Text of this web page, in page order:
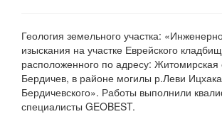
Геология земельного участка:
изыскания на участке Еврейского
расположенного по адресу: Житомирская
Бердичев, в районе могилы р.Леви Ицхака
Бердичевского». Работы выполнили
специалисты GEOBEST.